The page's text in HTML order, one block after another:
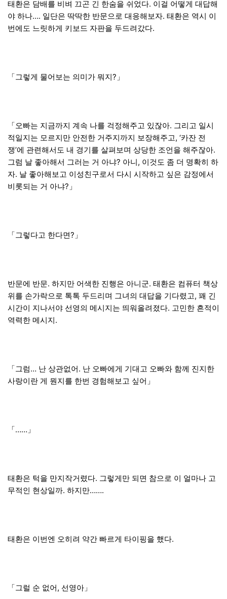
태환은 담배를 비벼 끄곤 긴 한숨을 쉬었다. 이걸 어떻게 대답해
야 하나…. 일단은 딱딱한 반문으로 대응해보자. 태환은 역시 이
번에도 느릿하게 키보드 자판을 두드려갔다.
「그렇게 물어보는 의미가 뭐지?」
「오빠는 지금까지 계속 나를 걱정해주고 있잖아. 그리고 일시
적일지는 모르지만 안전한 거주지까지 보장해주고, ‘카잔 전
쟁’에 관련해서도 내 경기를 살펴보며 상당한 조언을 해주잖아.
그럼 날 좋아해서 그러는 거 아냐? 아니, 이것도 좀 더 명확히 하
자. 날 좋아해보고 이성친구로서 다시 시작하고 싶은 감정에서
비롯되는 거 아냐?」
「그렇다고 한다면?」
반문에 반문. 하지만 어색한 진행은 아니군. 태환은 컴퓨터 책상
위를 손가락으로 톡톡 두드리며 그녀의 대답을 기다렸고, 꽤 긴
시간이 지나서야 선영의 메시지는 띄워올려졌다. 고민한 흔적이
역력한 메시지.
「그럼… 난 상관없어. 난 오빠에게 기대고 오빠와 함께 진지한
사랑이란 게 뭔지를 한번 경험해보고 싶어」
「……」
태환은 턱을 만지작거렸다. 그렇게만 되면 참으로 이 얼마나 고
무적인 현상일까. 하지만…….
태환은 이번엔 오히려 약간 빠르게 타이핑을 했다.
「그럴 순 없어, 선영아」